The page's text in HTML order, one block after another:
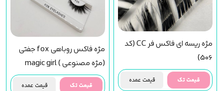
مژه ریسه ای فاکس فر CC (کد
506)
قیمت تک قیمت عمده
مژه فاکس روباهی fox جفتی
(مژه مصنوعی ) magic girl
(f28) مجیک گرل
قیمت تک قیمت عمده